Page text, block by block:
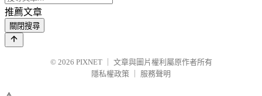
推薦文章
關閉搜尋
© 2026 PIXNET
文章與圖片權利屬原作者所有
隱私權政策
服務聲明